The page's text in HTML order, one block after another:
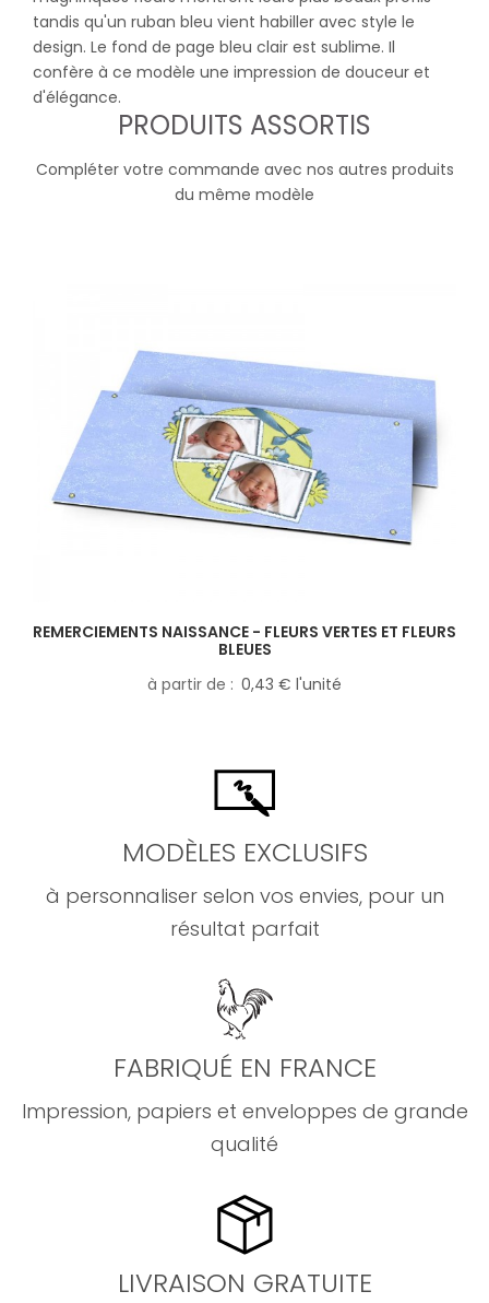
tandis qu'un ruban bleu vient habiller avec style le
design. Le fond de page bleu clair est sublime. Il
confère à ce modèle une impression de douceur et
d'élégance.
PRODUITS ASSORTIS
Compléter votre commande avec nos autres produits
du même modèle
REMERCIEMENTS NAISSANCE - FLEURS VERTES ET FLEURS
BLEUES
à partir de
0,43 € l'unité
MODÈLES EXCLUSIFS
à personnaliser selon vos envies, pour un
résultat parfait
FABRIQUÉ EN FRANCE
Impression, papiers et enveloppes de grande
qualité
LIVRAISON GRATUITE